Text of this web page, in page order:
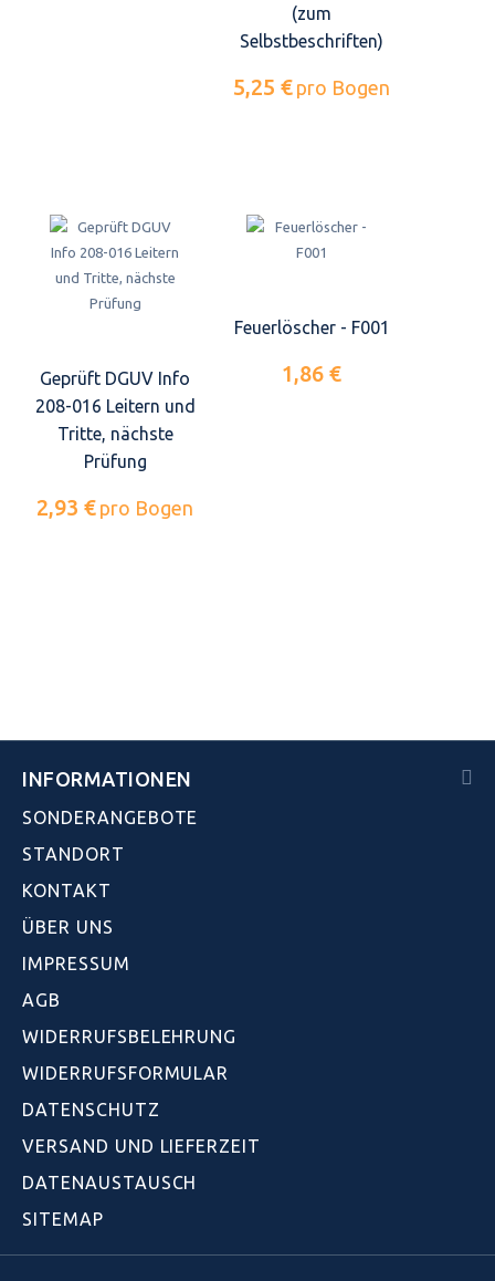
(zum
Selbstbeschriften)
5,25 € pro Bogen
Geprüft DGUV Info
208-016 Leitern und
Tritte, nächste
Prüfung
2,93 € pro Bogen
Feuerlöscher - F001
1,86 €
INFORMATIONEN
SONDERANGEBOTE
STANDORT
KONTAKT
ÜBER UNS
IMPRESSUM
AGB
WIDERRUFSBELEHRUNG
WIDERRUFSFORMULAR
DATENSCHUTZ
VERSAND UND LIEFERZEIT
DATENAUSTAUSCH
SITEMAP